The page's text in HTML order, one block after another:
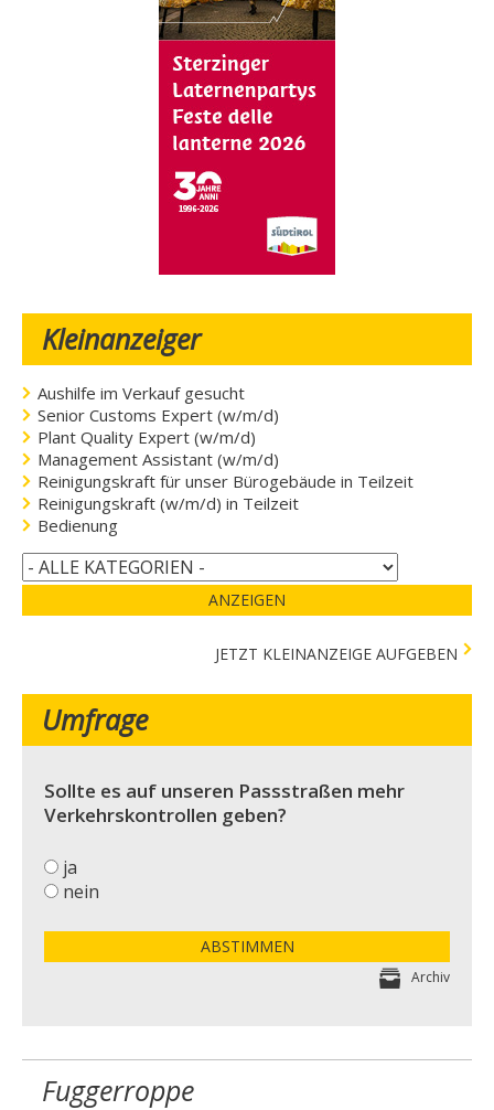
Kleinanzeiger
Aushilfe im Verkauf gesucht
Senior Customs Expert (w/m/d)
Plant Quality Expert (w/m/d)
Management Assistant (w/m/d)
Reinigungskraft für unser Bürogebäude in Teilzeit
Reinigungskraft (w/m/d) in Teilzeit
Bedienung
ANZEIGEN
JETZT KLEINANZEIGE AUFGEBEN
Umfrage
Sollte es auf unseren Passstraßen mehr
Verkehrskontrollen geben?
ja
nein
ABSTIMMEN
Archiv
Fuggerroppe